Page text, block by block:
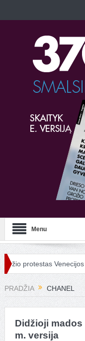
Menu
protestas Venecijos
PRADŽIA CHANEL
Didžioji
m. versija